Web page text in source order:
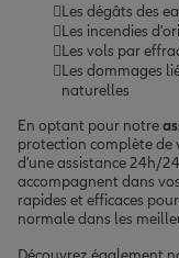
Les dégâts des
Les incendies
Les vols par
Les dommages
naturelles
En optant pour notre
protection complète de
d'une assistance 24h/
accompagnent dans
rapides et efficaces
normale dans les